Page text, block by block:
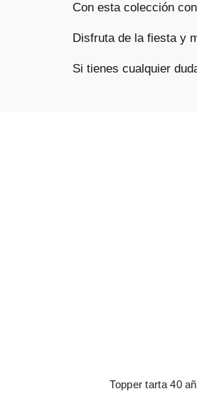
Con esta colección
Disfruta de la fiesta y
Si tienes cualquier
Topper tarta 40